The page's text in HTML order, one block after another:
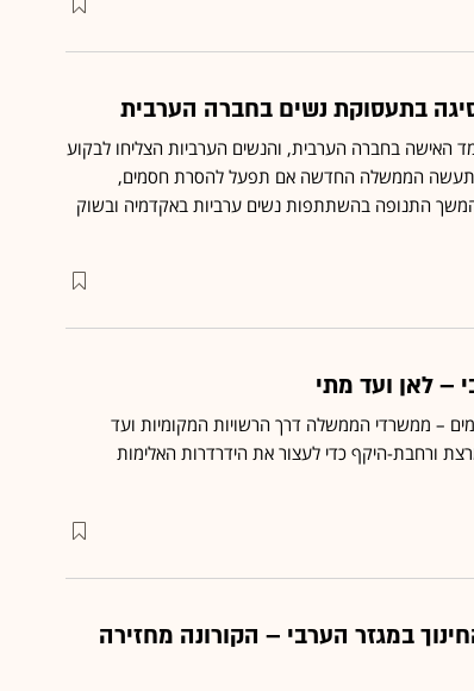
בתעסוקת נשים בחברה הערבית
האישה בחברה הערבית, והנשים הערביות הצליחו לבקוע
תעשה הממשלה החדשה אם תפעל להסרת חסמים,
התנופה בהשתתפות נשים ערביות באקדמיה ובשוק
– לאן ועד מתי
– ממשרדי הממשלה דרך הרשויות המקומיות ועד
ורחבת-היקף כדי לעצור את הידרדרות האלימות
במגזר הערבי – הקורונה מחזירה